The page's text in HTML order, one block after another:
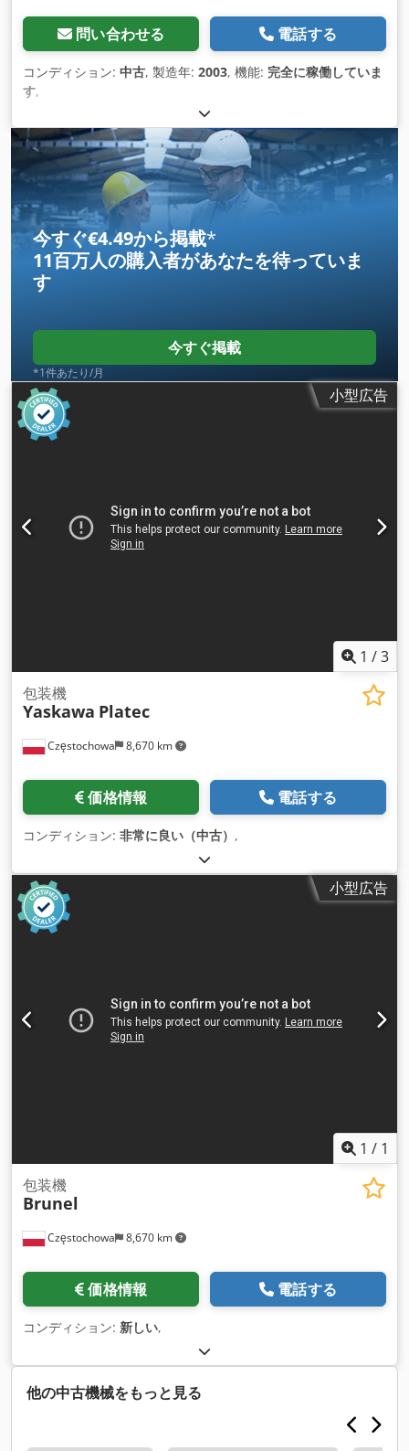
問い合わせる 電話する
コンディション: 中古, 製造年: 2003, 機能: 完全に稼働していま
す,
今すぐ€4.49から掲載*
11百万人の購入者があなたを待っていま
す
今すぐ掲載
*1件あたり/月
小型広告
1 /3
Częstochowa 8,670 km
包装機
Yaskawa Platec
価格情報 電話する
コンディション: 非常に良い（中古） ,
小型広告
1 / 1
Częstochowa 8,670 km
包装機
Brunel
価格情報 電話する
コンディション: 新しい,
他の中古機械をもっと見る